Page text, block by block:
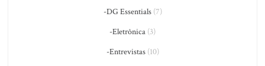
-DG Essentials(7)
-Eletrônica (3)
-Entrevistas(10)